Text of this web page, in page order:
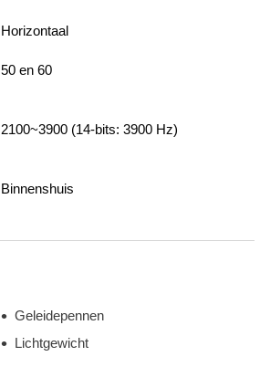
Horizontaal
50 en 60
2100~3900 (14-bits: 3900 Hz)
Binnenshuis
Geleidepennen
Lichtgewicht